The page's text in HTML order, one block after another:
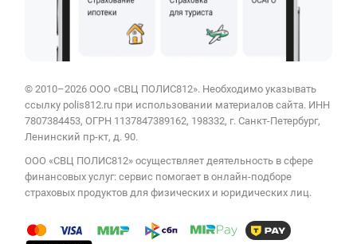
© 2010–2026 ООО «СВЦ ПОЛИС812». Необходимо указывать
ссылку polis812.ru при использовании материалов сайта. ИНН
7807384453, ОГРН 1137847389162, 198332, г. Санкт-Петербург,
Ленинский пр-кт, д. 90.
ООО «СВЦ ПОЛИС812» осуществляет деятельность в сфере
финансовых услуг: сервис помогает в онлайн-подборе
страховых продуктов для физических и юридических лиц.